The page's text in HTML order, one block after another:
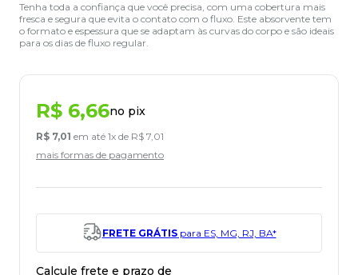
Tenha toda a confiança que você precisa, com uma cobertura mais
fresca e segura que evita o contato com o fluxo. Este absorvente tem
o formato e espessura que se adaptam às curvas do corpo e são ideais
para os dias de fluxo regular.
R$ 6,66no pix
R$ 7,01 em até 1x de R$ 7,01
mais formas de pagamento
FRETE GRÁTISpara ES, MG, RJ, BA*